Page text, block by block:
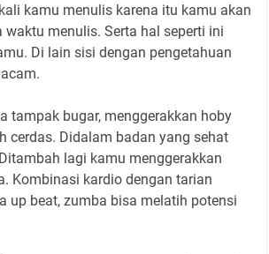
kamu menulis karena itu kamu akan
menulis. Serta hal seperti ini
Di lain sisi dengan pengetahuan
tampak bugar, menggerakkan hoby
cerdas. Didalam badan yang sehat
lagi kamu menggerakkan
Kombinasi kardio dengan tarian
up beat, zumba bisa melatih potensi